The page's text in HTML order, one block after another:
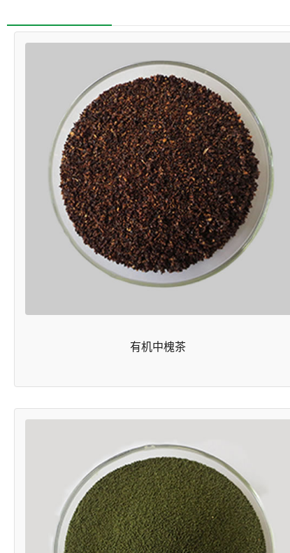
有机中槐茶